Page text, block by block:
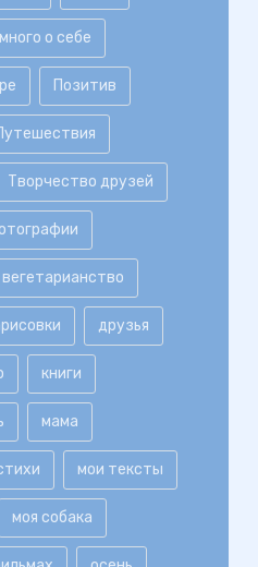
о себе
Позитив
Творчество друзей
вегетарианство
друзья
книги
мама
мои тексты
моя собака